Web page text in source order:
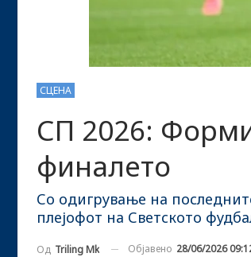
СЦЕНА
СП 2026:
финалето
Со одигрување на
плејофот на Светското
Од Triling Mk Објавено 28/06/2026